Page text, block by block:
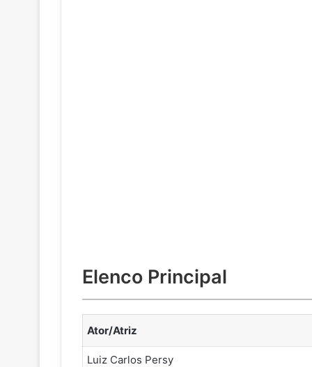
Elenco Principal
Ator/Atriz
Luiz Carlos Persy